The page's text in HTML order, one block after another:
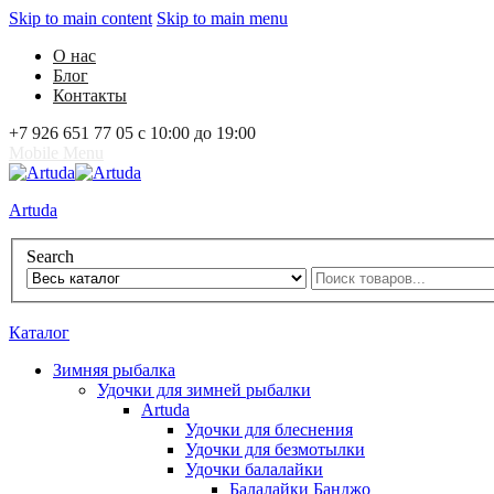
Skip to main content Skip to main menu
О нас
Блог
Контакты
+7 926 651 77 05 с 10:00 до 19:00
Artuda
Search
Каталог
Зимняя рыбалка
Удочки для зимней рыбалки
Artuda
Удочки для блеснения
Удочки для безмотылки
Удочки балалайки
Балалайки Банджо